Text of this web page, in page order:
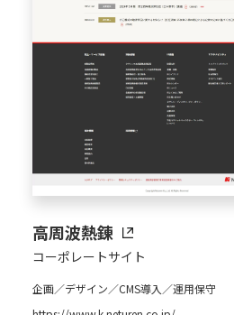
高周波熱錬
コーポレートサイト
企画／デザイン／CMS導入／運用保守